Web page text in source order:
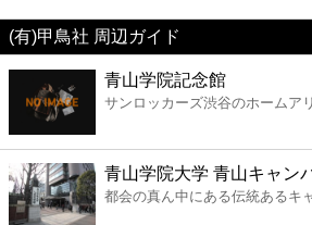
美容
コンビニ
薬局
(有)甲鳥社 周辺ガイド
青山学院記念館
サンロッカーズ渋谷のホームア
青山学院大学 青山キャン
都会の真ん中にある伝統あるキ